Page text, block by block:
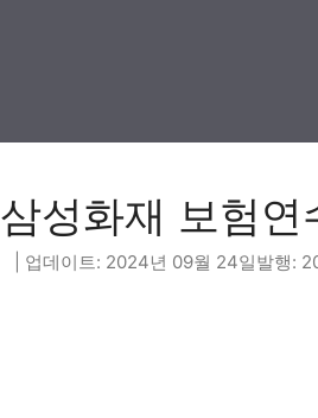
삼성화재 보험
2024년 09월 24일